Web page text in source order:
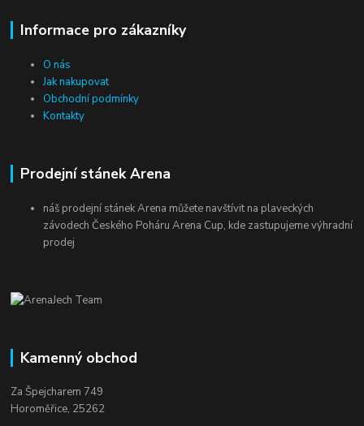
Informace pro zákazníky
O nás
Jak nakupovat
Obchodní podmínky
Kontakty
Prodejní stánek Arena
náš prodejní stánek Arena můžete navštívit na plaveckých
závodech Českého Poháru Arena Cup, kde zastupujeme výhradní
prodej
Kamenný obchod
Za Špejcharem 749
Horoměřice, 25262